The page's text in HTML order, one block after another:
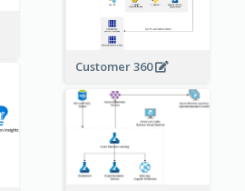
Customer 360